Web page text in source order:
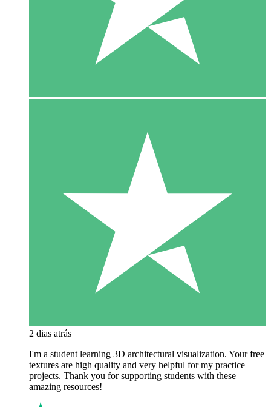
2 dias atrás
I'm a student learning 3D architectural visualization. Your free
textures are high quality and very helpful for my practice
projects. Thank you for supporting students with these
amazing resources!